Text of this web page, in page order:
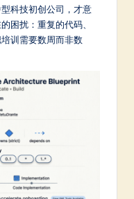
科技初创公司，才意
困扰：重复的代码、
训需要数周而非数